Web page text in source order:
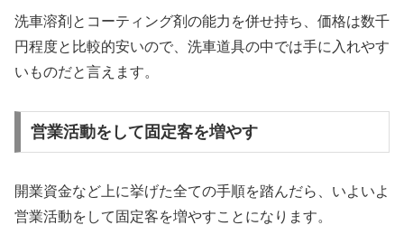
洗車溶剤とコーティング剤の能力を併せ持ち、価格は数千
円程度と比較的安いので、洗車道具の中では手に入れやす
いものだと言えます。
営業活動をして固定客を増やす
開業資金など上に挙げた全ての手順を踏んだら、いよいよ
営業活動をして固定客を増やすことになります。